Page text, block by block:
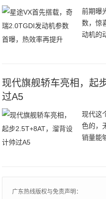
也深深
前期曝
数，惊
动机的
大家
构开
数据说
的重点
之后实
现代旗舰轿车亮相，起
过A5
现代这
色的，
销量能
目中
广东热线版权与免责声明：